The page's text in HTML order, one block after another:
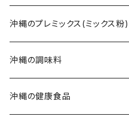
じゅーしぃ(沖縄の炊き込みご飯)
タコライス
コンビーフ
ソーキそば
てびちそば
ミックスそば
黒糖菓子
黒糖(その他)
さんぴん茶
シークヮーサー
ウコン茶
沖縄のプレミックス(ミックス粉)
沖縄の調味料
唐辛子
沖縄の健康食品